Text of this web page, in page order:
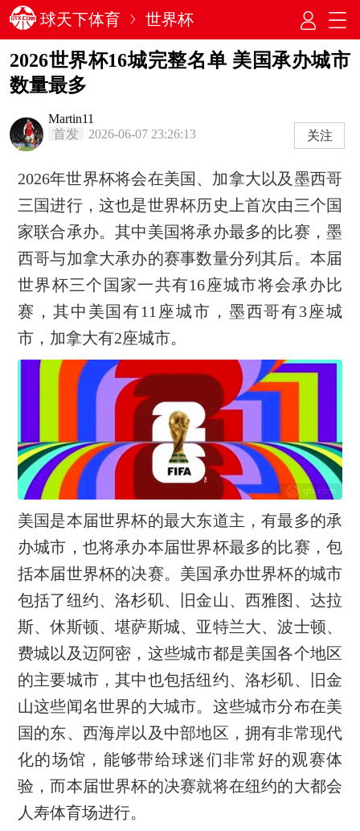
球天下体育 世界杯
2026世界杯16城完整名单 美国承办城市
数量最多
Martin11
首发
2026-06-07 23:26:13 关注
2026年世界杯将会在美国、加拿大以及墨西哥
三国进行，这也是世界杯历史上首次由三个国
家联合承办。其中美国将承办最多的比赛，墨
西哥与加拿大承办的赛事数量分列其后。本届
世界杯三个国家一共有16座城市将会承办比
赛，其中美国有11座城市，墨西哥有3座城
市，加拿大有2座城市。
美国是本届世界杯的最大东道主，有最多的承
办城市，也将承办本届世界杯最多的比赛，包
括本届世界杯的决赛。美国承办世界杯的城市
包括了纽约、洛杉矶、旧金山、西雅图、达拉
斯、休斯顿、堪萨斯城、亚特兰大、波士顿、
费城以及迈阿密，这些城市都是美国各个地区
的主要城市，其中也包括纽约、洛杉矶、旧金
山这些闻名世界的大城市。这些城市分布在美
国的东、西海岸以及中部地区，拥有非常现代
化的场馆，能够带给球迷们非常好的观赛体
验，而本届世界杯的决赛就将在纽约的大都会
人寿体育场进行。